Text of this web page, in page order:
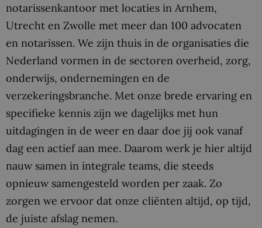
notarissenkantoor met locaties in Arnhem,
Utrecht en Zwolle met meer dan 100 advocaten
en notarissen. We zijn thuis in de organisaties die
Nederland vormen in de sectoren overheid, zorg,
onderwijs, ondernemingen en de
verzekeringsbranche. Met onze brede ervaring en
specifieke kennis zijn we dagelijks met hun
uitdagingen in de weer en daar doe jij ook vanaf
dag een actief aan mee. Daarom werk je hier altijd
nauw samen in integrale teams, die steeds
opnieuw samengesteld worden per zaak. Zo
zorgen we ervoor dat onze cliënten altijd, op tijd,
de juiste afslag nemen.